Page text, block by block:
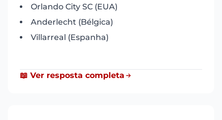
Orlando City SC (EUA)
Anderlecht (Bélgica)
Villarreal (Espanha)
📖 Ver resposta completa